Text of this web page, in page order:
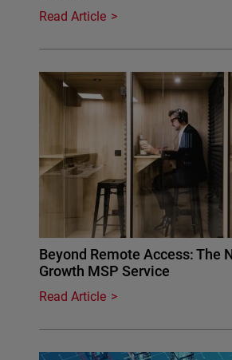
Read Article
Beyond Remote Access: The
Growth MSP Service
Read Article